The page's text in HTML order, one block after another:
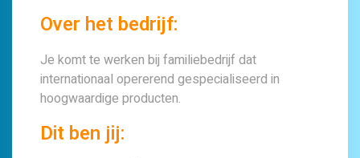
Over het bedrijf:
Je komt te werken bij familiebedrijf dat
internationaal opererend gespecialiseerd in
hoogwaardige producten.
Dit ben jij: